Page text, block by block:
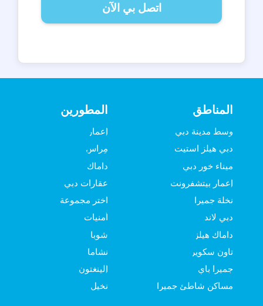
اتصل بي الآن
المطورين
إعمار
مِراس
داماك
عقارات دبي
اختر مجموعة
أمنيات
شوبا
نشاما
إلينغتون
نخيل
المناطق
وسط مدينة دبي
دبي هيلز استيت
ميناء خور دبي
إعمار بيتشفرونت
نخلة جميرا
دبي لاند
داماك هيلز
تاون سكوير
جميرا باي
مساكن شاطئ جميرا